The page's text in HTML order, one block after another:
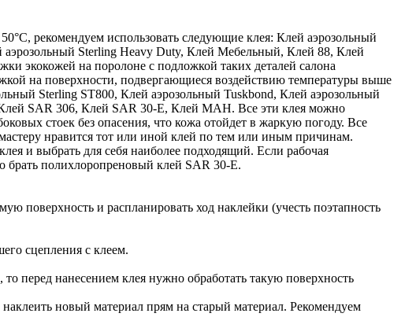
рекомендуем использовать следующие клея: Клей аэрозольный
аэрозольный Sterling Heavy Duty, Клей Мебельный, Клей 88, Клей
экокожей на поролоне с подложкой таких деталей салона
на поверхности, подвергающиеся воздействию температуры выше
Sterling ST800, Клей аэрозольный Tuskbond, Клей аэрозольный
SAR 306, Клей SAR 30-E, Клей MAH. Все эти клея можно
стоек без опасения, что кожа отойдет в жаркую погоду. Все
нравится тот или иной клей по тем или иным причинам.
и выбрать для себя наиболее подходящий. Если рабочая
брать полихлоропреновый клей SAR 30-E.
поверхность и распланировать ход наклейки (учесть поэтапность
сцепления с клеем.
перед нанесением клея нужно обработать такую поверхность
новый материал прям на старый материал. Рекомендуем